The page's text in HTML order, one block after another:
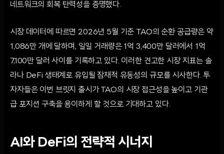
네트워크의 회복 탄력성을 증명했다.
시장 데이터에 따르면 2026년 5월 기준 TAO의 순환 공급량은 약
1,086만 개에 달하며, 일일 거래량은 1억 3,400만 달러에서 1억
7,100만 달러 사이를 기록하고 있다. 이러한 견고한 시장 지표는 솔
라나 DeFi 생태계로 유입될 잠재적 유동성의 규모를 시사한다. 투
자자들은 이번 브릿지 출시가 TAO의 시장 접근성을 높이고 기관
급 포지션 구축을 용이하게 할 것으로 기대하고 있다.
AI와 DeFi의 전략적 시너지